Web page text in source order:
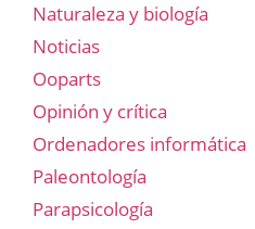
Naturaleza y biología
Noticias
Ooparts
Opinión y crítica
Ordenadores informática
Paleontología
Parapsicología